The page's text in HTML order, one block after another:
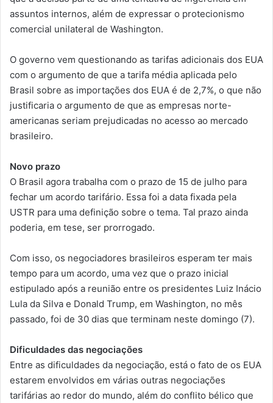
assuntos internos, além de expressar o protecionismo
comercial unilateral de Washington.
O governo vem questionando as tarifas adicionais dos EUA
com o argumento de que a tarifa média aplicada pelo
Brasil sobre as importações dos EUA é de 2,7%, o que não
justificaria o argumento de que as empresas norte-
americanas seriam prejudicadas no acesso ao mercado
brasileiro.
Novo prazo
O Brasil agora trabalha com o prazo de 15 de julho para
fechar um acordo tarifário. Essa foi a data fixada pela
USTR para uma definição sobre o tema. Tal prazo ainda
poderia, em tese, ser prorrogado.
Com isso, os negociadores brasileiros esperam ter mais
tempo para um acordo, uma vez que o prazo inicial
estipulado após a reunião entre os presidentes Luiz Inácio
Lula da Silva e Donald Trump, em Washington, no mês
passado, foi de 30 dias que terminam neste domingo (7).
Dificuldades das negociações
Entre as dificuldades da negociação, está o fato de os EUA
estarem envolvidos em várias outras negociações
tarifárias ao redor do mundo, além do conflito bélico que